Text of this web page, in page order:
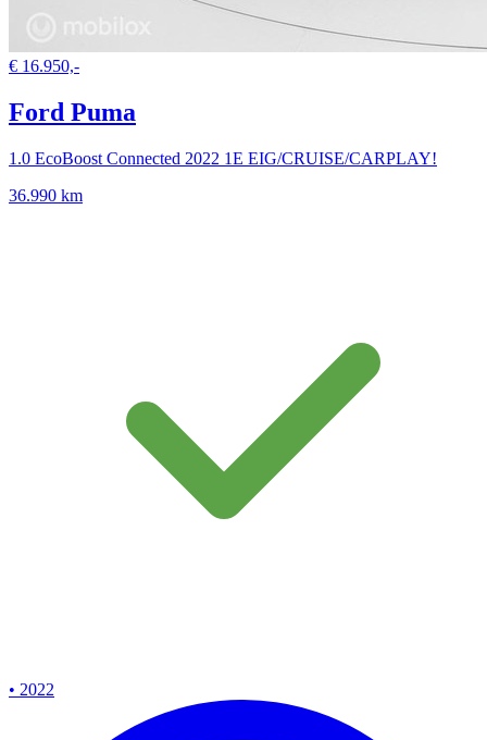
€ 16.950,-
Ford Puma
1.0 EcoBoost Connected 2022 1E EIG/CRUISE/CARPLAY!
36.990 km
• 2022